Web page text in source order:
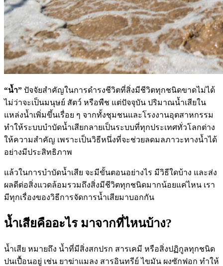
“น้ำ” ปัจจัยสำคัญในการดำรงชีวิตที่สิ่งมีชีวิตทุกชนิดขาดไม่ได้
ไม่ว่าจะเป็นมนุษย์ สัตว์ หรือพืช แต่ปัจจุบัน ปริมาณน้ำเสียใน
แหล่งน้ำเพิ่มขึ้นเรื่อย ๆ จากทั้งชุมชนและโรงงานอุตสาหกรรม
ทำให้ระบบบำบัดน้ำเสียกลายเป็นระบบที่ทุกประเทศทั่วโลกต่าง
ให้ความสำคัญ เพราะเป็นวิธีหนึ่งที่จะช่วยลดมลภาวะทางน้ำได้
อย่างมีประสิทธิภาพ
แล้วในการบำบัดน้ำเสีย จะมีขั้นตอนอย่างไร มีวิธีใดบ้าง และส่ง
ผลดีต่อสิ่งแวดล้อมรวมถึงสิ่งมีชีวิตทุกชนิดมากน้อยแค่ไหน เรา
มีทุกเรื่องของวิธีการจัดการน้ำเสียมาบอกกัน
น้ำเสียคืออะไร มาจากที่ไหนบ้าง?
น้ำเสีย หมายถึง น้ำที่มีสิ่งสกปรก สารเคมี หรือสิ่งปฏิกูลทุกชนิด
ปนเปื้อนอยู่ เช่น ยาฆ่าแมลง สารอินทรีย์ ไขมัน ผงซักฟอก ทำให้